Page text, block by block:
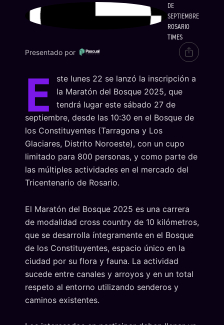
DE
SEPTIEMBRE
ROSARIO
TIMES
Presentado por
E
ste lunes 22 se lanzó la inscripción a
la Maratón del Bosque 2025, que
tendrá lugar este sábado 27 de
septiembre, desde las 10:30 en el Bosque de
los Constituyentes (Tarragona y Los
Glaciares, Distrito Noroeste), con un cupo
limitado para 800 personas, y como parte de
las múltiples actividades en el mercado del
Tricentenario de Rosario.
El Maratón del Bosque 2025 es una carrera
de modalidad cross country de 10 kilómetros,
que se desarrolla íntegramente en el Bosque
de los Constituyentes, espacio único en la
ciudad por su flora y fauna. La actividad
sucede entre canales y arroyos y en un total
respeto al entorno utilizando senderos y
caminos existentes.